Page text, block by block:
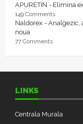
APURETIN - Elimina
149 Comments
Naldorex - Analgezic,
noua
77 Comments
LINKS
Centrala Murala